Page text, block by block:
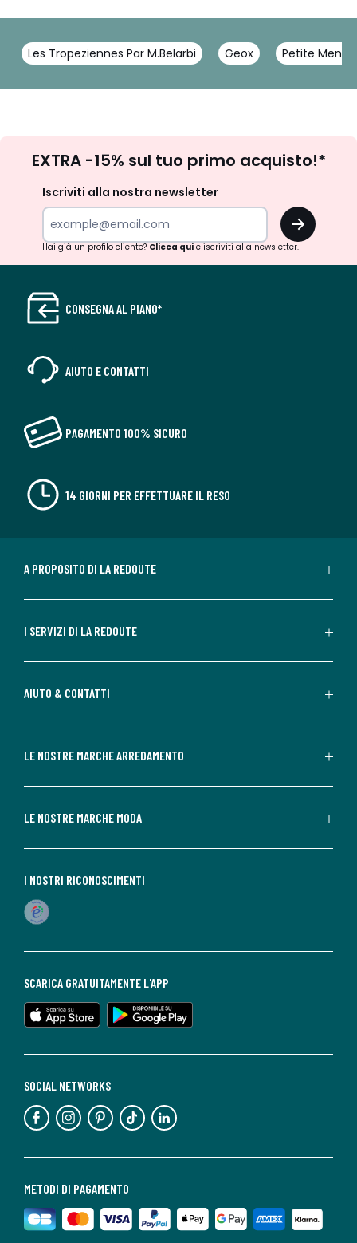
Les Tropeziennes Par M.Belarbi Geox Petite
newsletter
EXTRA -15% sul tuo primo acquisto!*
Iscriviti alla nostra newsletter
OK
Hai già un profilo cliente? Clicca quie iscriviti alla newsletter.
CONSEGNA AL PIANO*
AIUTO E CONTATTI
PAGAMENTO 100% SICURO
14 GIORNI PER EFFETTUARE IL RESO
A PROPOSITO DI LA REDOUTE
I SERVIZI DI LA REDOUTE
AIUTO & CONTATTI
LE NOSTRE MARCHE ARREDAMENTO
LE NOSTRE MARCHE MODA
METODI DI PAGAMENTO
SOCIAL NETWORKS
SCARICA GRATUITAMENTE L'APP
I NOSTRI RICONOSCIMENTI